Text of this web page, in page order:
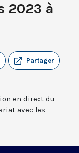
2023 à
Partager
en direct du
avec les